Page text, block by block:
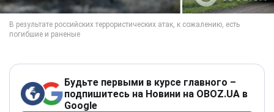
Будьте первыми в курсе главного –
подпишитесь на Новини на OBOZ.UA в
Google